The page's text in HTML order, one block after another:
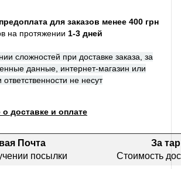
для заказов менее 400 грн
на протяжении 1-3 дней
сложностей при доставке заказа, за
данные, интернет-магазин или
не несут
доставке и оплате
Почта
посылки
За
Стоимость